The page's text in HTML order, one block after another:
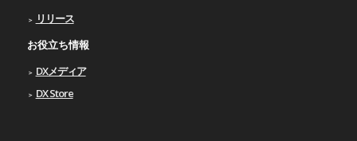
リリース
お役立ち情報
DXメディア
DX Store